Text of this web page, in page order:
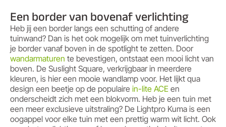
Een border van bovenaf verlichting
Heb jij een border langs een schutting of andere
tuinwand? Dan is het ook mogelijk om met tuinverlichting
je border vanaf boven in de spotlight te zetten. Door
wandarmaturen te bevestigen, ontstaat een mooi licht van
boven. De Suslight Square, verkrijgbaar in meerdere
kleuren, is hier een mooie wandlamp voor. Het lijkt qua
design een beetje op de populaire in-lite ACE en
onderscheidt zich met een blokvorm. Heb je een tuin met
een meer exclusieve uitstraling? De Lightpro Kuma is een
oogappel voor elke tuin met een prettig warm wit licht. Ook